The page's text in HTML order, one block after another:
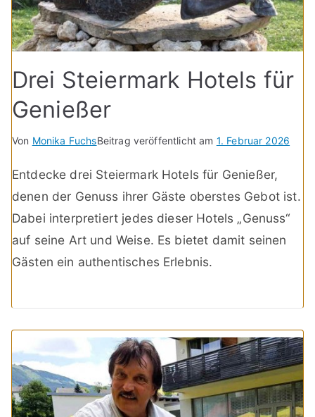
Drei Steiermark Hotels für
Genießer
Von Monika FuchsBeitrag veröffentlicht am 1. Februar 2026
Entdecke drei Steiermark Hotels für Genießer,
denen der Genuss ihrer Gäste oberstes Gebot ist.
Dabei interpretiert jedes dieser Hotels „Genuss“
auf seine Art und Weise. Es bietet damit seinen
Gästen ein authentisches Erlebnis.